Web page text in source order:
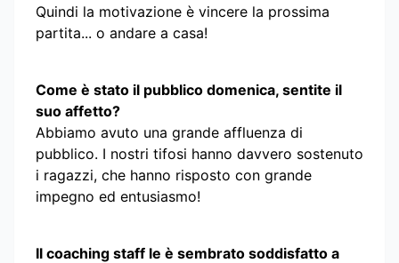
Quindi la motivazione è vincere la prossima
partita... o andare a casa!
Come è stato il pubblico domenica, sentite il
suo affetto?
Abbiamo avuto una grande affluenza di
pubblico. I nostri tifosi hanno davvero sostenuto
i ragazzi, che hanno risposto con grande
impegno ed entusiasmo!
Il coaching staff le è sembrato soddisfatto a